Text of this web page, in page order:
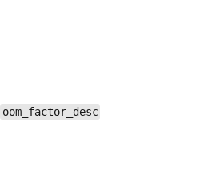
oom_factor_desc